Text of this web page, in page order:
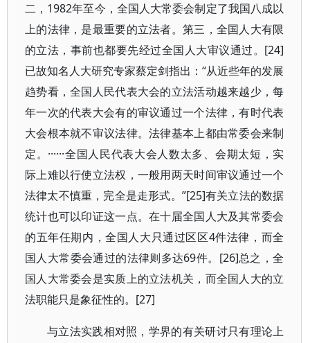
二，1982年至今，全国人大常委会制定了我国八成以
上的法律，是最重要的立法者。第三，全国人大有限
的立法，事前也都要先经过全国人大审议通过。[24]
已故知名人大研究专家蔡定剑指出：“从近些年的发展
趋势看，全国人民代表大会的立法活动越来越少，每
年一次的代表大会有的审议通过一个法律，有时代表
大会根本就不审议法律。法律基本上都由常委会来制
定。······全国人民代表大会人数太多、会期太短，实
际上难以行使立法权，一般用两天时间审议通过一个
法律太不慎重，完全是走形式。”[25]有关立法的数据
统计也可以印证这一点。在十届全国人大及其常委会
的五年任期内，全国人大只通过区区4件法律，而全
国人大常委会通过的法律则多达69件。[26]总之，全
国人大常委会是实质上的立法机关，而全国人大的立
法职能只是象征性的。[27]
与立法实践相对照，学界的有关研讨只有理论上